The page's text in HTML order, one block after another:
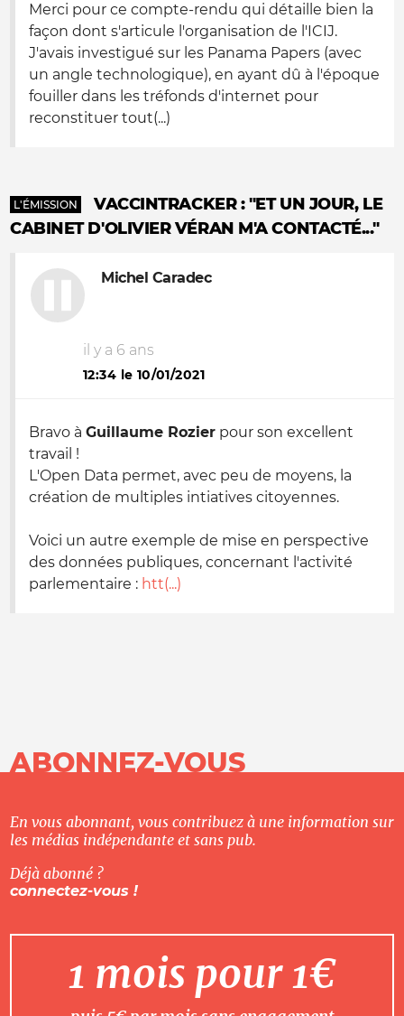
Merci pour ce compte-rendu qui détaille bien la
façon dont s'articule l'organisation de l'ICIJ.
J'avais investigué sur les Panama Papers (avec
un angle technologique), en ayant dû à l'époque
fouiller dans les tréfonds d'internet pour
reconstituer tout(...)
L'ÉMISSION
VACCINTRACKER : "ET UN JOUR, LE
CABINET D'OLIVIER VÉRAN M'A CONTACTÉ..."
Michel Caradec
il y a 6 ans
12:34 le 10/01/2021
Bravo à Guillaume Rozier pour son excellent
travail !
L'Open Data permet, avec peu de moyens, la
création de multiples intiatives citoyennes.
Voici un autre exemple de mise en perspective
des données publiques, concernant l'activité
parlementaire : htt(...)
ABONNEZ-VOUS
En vous abonnant, vous contribuez à une information sur
les médias indépendante et sans pub.
Déjà abonné ?
connectez-vous !
1 mois pour 1€